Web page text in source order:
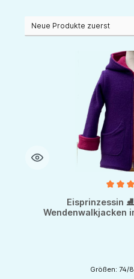
Eisprinzessin
Wendenwalkjacken
Größen: 74/